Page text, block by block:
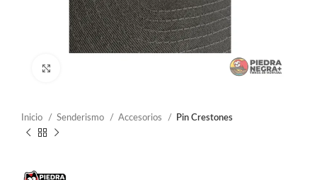
Inicio Senderismo Accesorios Pin Crestones